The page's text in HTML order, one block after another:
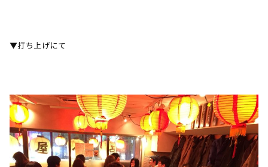
▼打ち上げにて